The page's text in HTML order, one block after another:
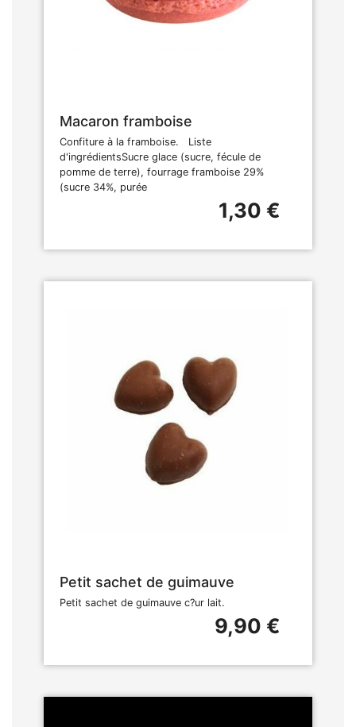
Macaron framboise
Confiture à la framboise. Liste
d'ingrédientsSucre glace (sucre, fécule de
pomme de terre), fourrage framboise 29%
(sucre 34%, purée
1,30 €
Petit sachet de guimauve
Petit sachet de guimauve c?ur lait.
9,90 €